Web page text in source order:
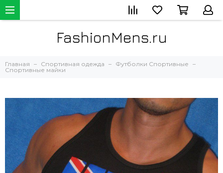
FashionMens.ru
Главная Спортивная одежда
Футболки Спортивные
Спортивные майки